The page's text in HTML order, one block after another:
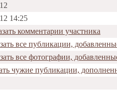
14:25
комментарии участника
все публикации,
все фотографии,
чужие публикации,